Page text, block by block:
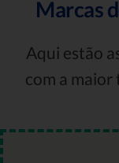
Marcas
Aqui estão
com a maior